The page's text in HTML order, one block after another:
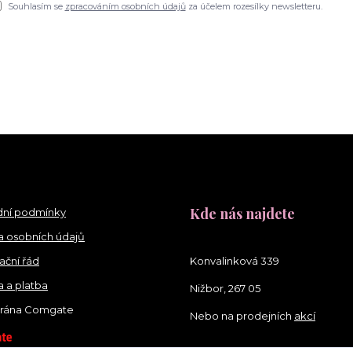
Souhlasím se zpracováním osobních údajůza účelem rozesílky newsletteru.
podmínky
osobních údajů
řád
a platba
Comgate
Kde nás najdete
Konvalinková 339
Nižbor, 267 05
Nebo na prodejních akcí